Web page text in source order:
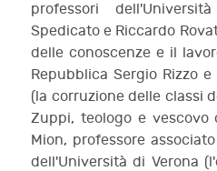
professori
Spedicato e Riccardo
delle conoscenze e il
Repubblica Sergio Rizzo
(la corruzione delle classi
Zuppi, teologo e vescovo
Mion, professore
dell'Università di Verona